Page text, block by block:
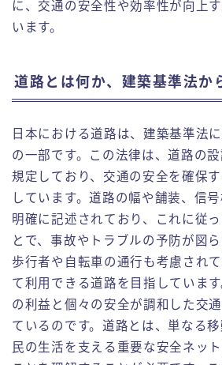
に、交通の安全性や効率性が向上
います。
道路とは何か、建築基準法か
日本における道路は、建築基準法
の一部です。この法律は、道路の
規定しており、交通の安全を確保
しています。道路の幅や舗装、信
明確に記述されており、これに従
とで、事故やトラブルの予防が図ら
歩行者や自転車の通行も考慮され
て利用できる道路を目指していま
の利益と個々の安全が調和した交
ているのです。道路とは、単なる
民の生活を支える重要な安全ネッ